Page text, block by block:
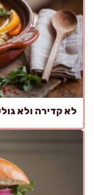
לא קדירה ולא